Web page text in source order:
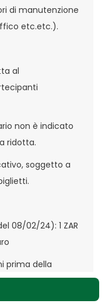
di manutenzione
etc.etc.).
al
non è indicato
ridotta.
soggetto a
08/02/24): 1 ZAR
prima della
potranno essere